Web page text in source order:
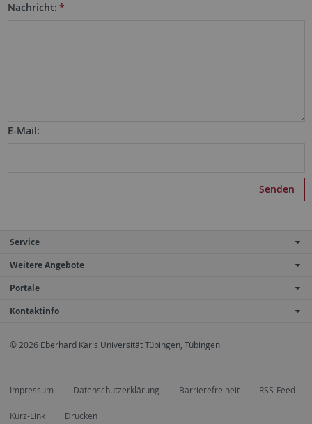
Nachricht: *
E-Mail:
Service
Weitere Angebote
Portale
Kontaktinfo
© 2026 Eberhard Karls Universität Tübingen, Tübingen
Impressum Datenschutzerklärung Barrierefreiheit RSS-Feed
Kurz-Link Drucken